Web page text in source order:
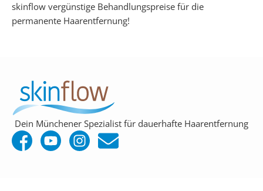
skinflow vergünstige Behandlungspreise für die
permanente Haarentfernung!
Dein Münchener Spezialist für dauerhafte Haarentfernung